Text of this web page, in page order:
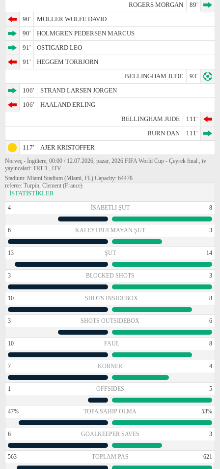
ROGERS MORGAN
89'
90'
MOLLER WOLFE DAVID
90'
HOLMGREN PEDERSEN MARCUS
91'
OSTIGARD LEO
91'
HEGGEM TORBJORN
BELLINGHAM JUDE
93'
106'
STRAND LARSEN JORGEN
106'
HAALAND ERLING
BELLINGHAM JUDE
111'
BURN DAN
111'
117'
AJER KRISTOFFER
Norveç - İngiltere, 00:00 / 12.07.2026, pazar, 2026 FIFA World Cup - Çeyrek final , tv
yayincalari: TRT 1 , iTV
Stadium: Miami Stadium (Miami, FL) Capacity: 64478
referee: Turpin, Clement (France)
İSTATİSTİKLER
4 İSABETLI ŞUT 8
6 KALEYI BULMAYAN ŞUT 3
13 ŞUT 14
3 BLOCKED SHOTS 3
10 SHOTS INSIDEBOX 8
3 SHOTS OUTSIDEBOX 6
10 FAUL 8
7 KORNER 4
1 OFFSIDES 5
47% TOPA SAHIP OLMA 53%
6 GOALKEEPER SAVES 3
563 TOPLAM PAS 621